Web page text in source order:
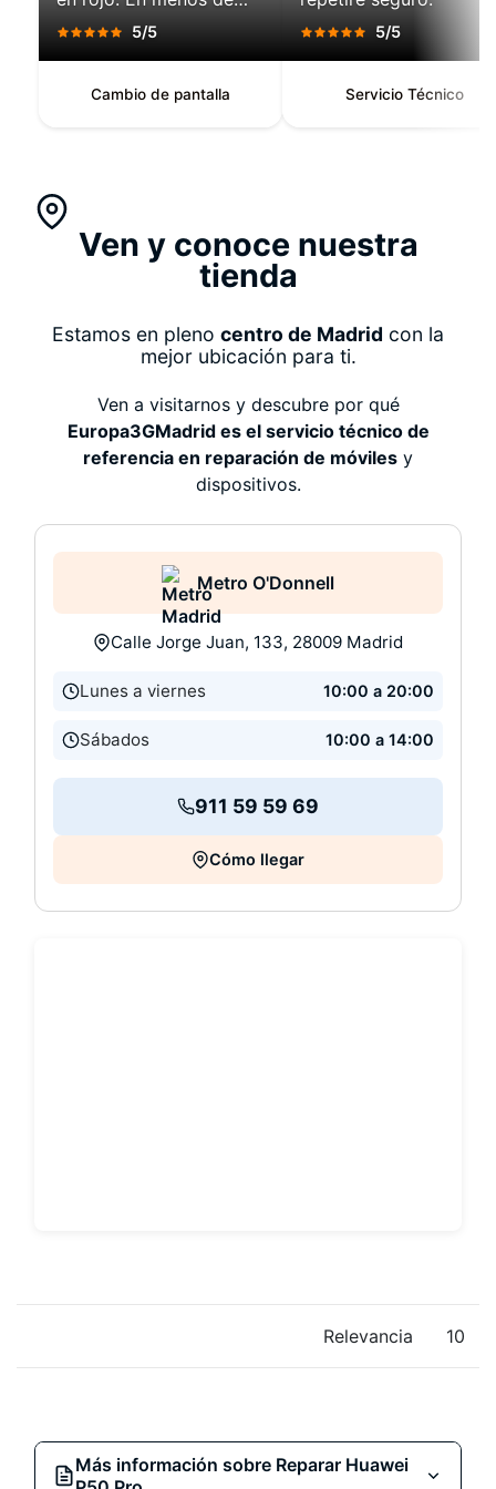
una hora, salí con un
teléfono que parecía
recién salido de caja.
Pantalla perfecta,
respuesta táctil
5/5
Cambio de pantalla
5/5
Servicio Técnico
Ven y conoce nuestra
tienda
Estamos en pleno centro de Madrid con la
mejor ubicación para ti.
Ven a visitarnos y descubre por qué
Europa3GMadrid es el servicio técnico de
referencia en reparación de móviles y
dispositivos.
Metro O'Donnell
Calle Jorge Juan, 133, 28009 Madrid
Lunes a viernes 10:00 a 20:00
Sábados 10:00 a 14:00
911 59 59 69
Cómo llegar
Relevancia 10
Más información sobre Reparar Huawei